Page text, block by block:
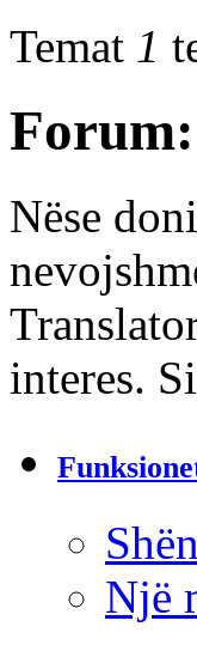
Temat 1
Forum:
Nëse
interes.
Një